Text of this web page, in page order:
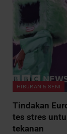
HIBURAN & SENI
Tindakan
tes stres
tekanan